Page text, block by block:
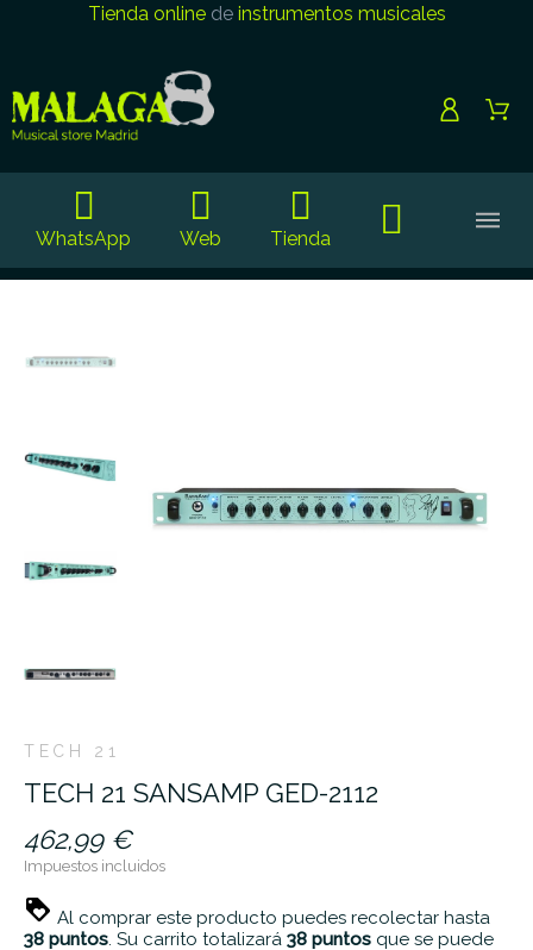
Tienda onlinede instrumentos musicales
WhatsApp Web Tienda
TECH 21
TECH 21 SANSAMP GED-2112
462,99 €
Impuestos incluidos
Al comprar este producto puedes recolectar hasta
38 puntos. Su carrito totalizará 38 puntos que se puede